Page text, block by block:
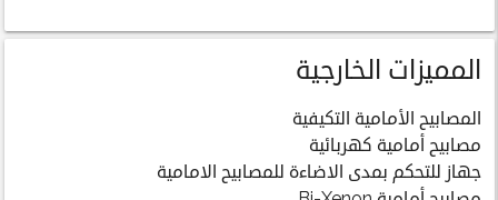
المميزات الخارجية
المصابيح الأمامية التكيفية
مصابيح أمامية كهربائية
جهاز للتحكم بمدى الاضاءة للمصابيح الامامية